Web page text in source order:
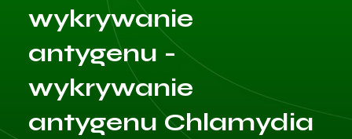
wykrywanie
antygenu -
wykrywanie
antygenu Chlamydia